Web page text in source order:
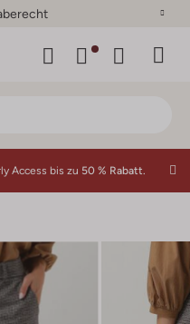
Access bis zu 50 % Rabatt.